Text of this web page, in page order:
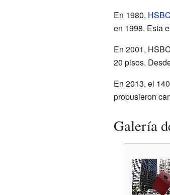
En 1980, HSBC
en 1998. Esta
En 2001,
20 pisos.
En 2013, el
propusieron
Galería